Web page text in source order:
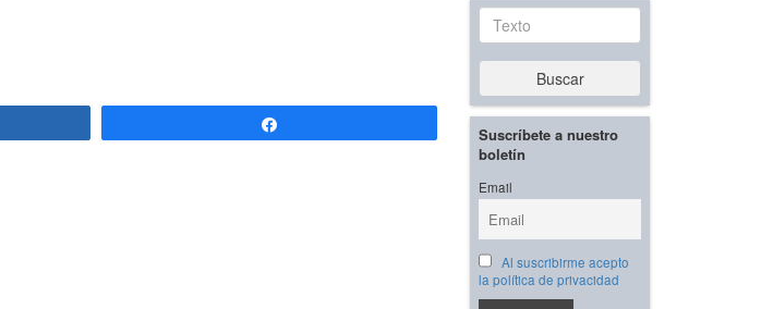
Texto
Buscar
Suscríbete a nuestro
boletín
Email
Al suscribirme acepto
la política de privacidad